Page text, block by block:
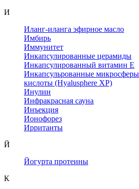
И
Иланг-иланга эфирное масло
Имбирь
Иммунитет
Инкапсулированные церамиды
Инкапсулированный витамин Е
Инкапсульрованные
кислоты (Hyalusphere XP)
Инулин
Инфракрасная сауна
Инъекция
Ионофорез
Ирританты
Й
Йогурта протеины
К